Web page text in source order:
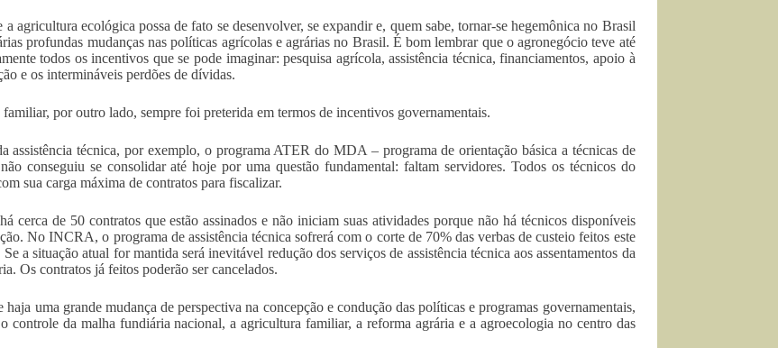
a agricultura ecológica possa de fato se desenvolver, se expandir e, quem sabe, tornar-se hegemônica no Brasil
profundas mudanças nas políticas agrícolas e agrárias no Brasil. É bom lembrar que o agronegócio teve até
todos os incentivos que se pode imaginar: pesquisa agrícola, assistência técnica, financiamentos, apoio à
e os intermináveis perdões de dívidas.
por outro lado, sempre foi preterida em termos de incentivos governamentais.
assistência técnica, por exemplo, o programa ATER do MDA – programa de orientação básica a técnicas de
conseguiu se consolidar até hoje por uma questão fundamental: faltam servidores. Todos os técnicos do
sua carga máxima de contratos para fiscalizar.
cerca de 50 contratos que estão assinados e não iniciam suas atividades porque não há técnicos disponíveis
No INCRA, o programa de assistência técnica sofrerá com o corte de 70% das verbas de custeio feitos este
a situação atual for mantida será inevitável redução dos serviços de assistência técnica aos assentamentos da
Os contratos já feitos poderão ser cancelados.
haja uma grande mudança de perspectiva na concepção e condução das políticas e programas governamentais,
controle da malha fundiária nacional, a agricultura familiar, a reforma agrária e a agroecologia no centro das